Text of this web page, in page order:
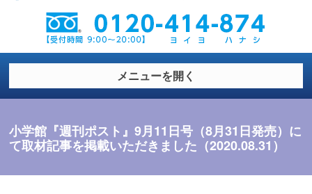
メニューを開く
小学館『週刊ポスト』9月11日号（8月31日発売）に
て取材記事を掲載いただきました（2020.08.31）